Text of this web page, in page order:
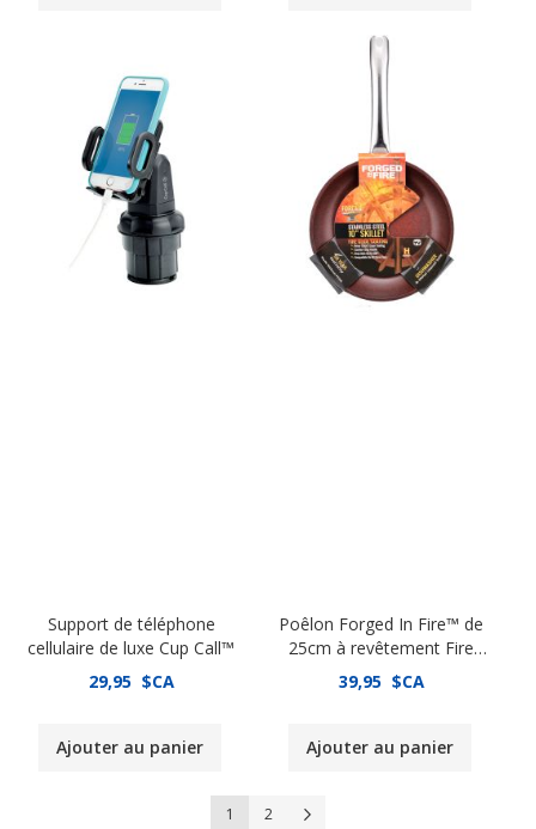
Support de téléphone
cellulaire de luxe Cup Call™
29,95 $CA
Ajouter au panier
Poêlon Forged In Fire™ de
25cm à revêtement Fire
Glide™
39,95 $CA
Ajouter au panier
You're currently reading page
1 Page
2